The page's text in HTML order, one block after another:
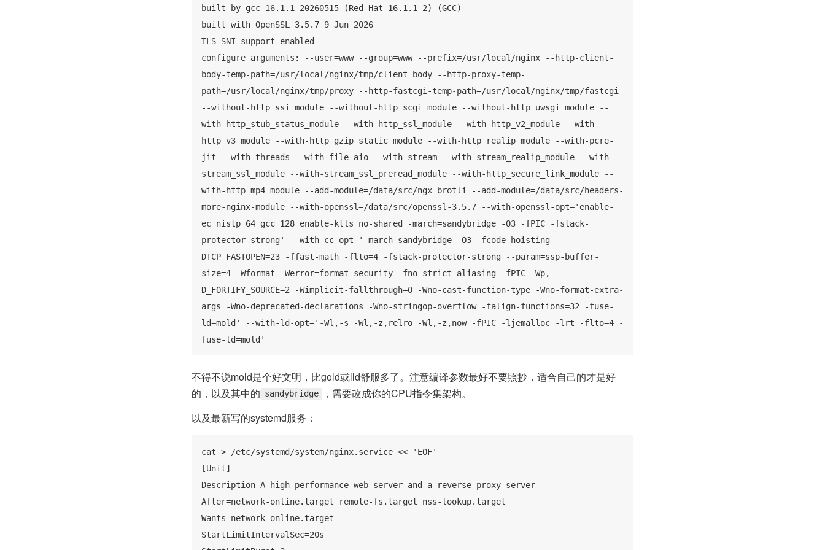
built by gcc 16.1.1 20260515 (Red Hat 16.1.1-2) (GCC)
built with OpenSSL 3.5.7 9 Jun 2026
TLS SNI support enabled
configure arguments: --user=www --group=www --prefix=/usr/local/nginx --http-client-
body-temp-path=/usr/local/nginx/tmp/client_body --http-proxy-temp-
path=/usr/local/nginx/tmp/proxy --http-fastcgi-temp-path=/usr/local/nginx/tmp/fastcgi
--without-http_ssi_module --without-http_scgi_module --without-http_uwsgi_module --
with-http_stub_status_module --with-http_ssl_module --with-http_v2_module --with-
http_v3_module --with-http_gzip_static_module --with-http_realip_module --with-pcre-
jit --with-threads --with-file-aio --with-stream --with-stream_realip_module --with-
stream_ssl_module --with-stream_ssl_preread_module --with-http_secure_link_module --
with-http_mp4_module --add-module=/data/src/ngx_brotli --add-module=/data/src/headers-
more-nginx-module --with-openssl=/data/src/openssl-3.5.7 --with-openssl-opt='enable-
ec_nistp_64_gcc_128 enable-ktls no-shared -march=sandybridge -O3 -fPIC -fstack-
protector-strong' --with-cc-opt='-march=sandybridge -O3 -fcode-hoisting -
DTCP_FASTOPEN=23 -ffast-math -flto=4 -fstack-protector-strong --param=ssp-buffer-
size=4 -Wformat -Werror=format-security -fno-strict-aliasing -fPIC -Wp,-
D_FORTIFY_SOURCE=2 -Wimplicit-fallthrough=0 -Wno-cast-function-type -Wno-format-extra-
args -Wno-deprecated-declarations -Wno-stringop-overflow -falign-functions=32 -fuse-
ld=mold' --with-ld-opt='-Wl,-s -Wl,-z,relro -Wl,-z,now -fPIC -ljemalloc -lrt -flto=4 -
fuse-ld=mold'
不得不说mold是个好文明，比gold或lld舒服多了。注意编译参数最好不要照抄，适合自己的才是好
的，以及其中的 sandybridge
，需要改成你的CPU指令集架构。
以及最新写的systemd服务：
cat > /etc/systemd/system/nginx.service << 'EOF'
[Unit]
Description=A high performance web server and a reverse proxy server
After=network-online.target remote-fs.target nss-lookup.target
Wants=network-online.target
StartLimitIntervalSec=20s